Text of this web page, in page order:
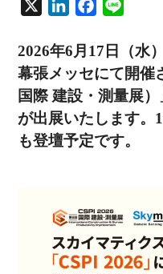
X
n
k
e
I
n
c
e
b
o
o
k
n
e
2026年6月17日（水
幕張メッセにて開催
国際 建設・測量展
が出展いたします。
も登壇予定です。